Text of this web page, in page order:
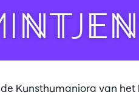
Kunsthumaniora van